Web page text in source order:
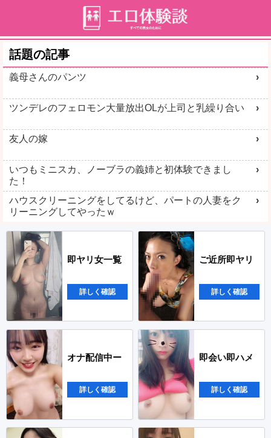
話題の記事
義母さんのパンツ
ツンデレのフェロモン大量放出OLが上司と乳繰り合い
友人の嫁
いつもミニスカ、ノーブラの義姉と初体験できまし
た！
ハウスクリーニングをしてるけど、パートの人妻をク
リーニングしてやったｗ
即ヤリ女一覧
詳しく確認
ご近所即ヤリ
詳しく確認
オナ配信中ー
詳しく確認
即会い即ハメ
詳しく確認